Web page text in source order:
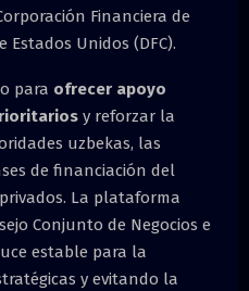
Financiera de
Unidos (DFC).
para ofrecer apoyo
y reforzar la
uzbekas, las
de financiación del
La plataforma
Conjunto de Negocios e
estable para la
y evitando la